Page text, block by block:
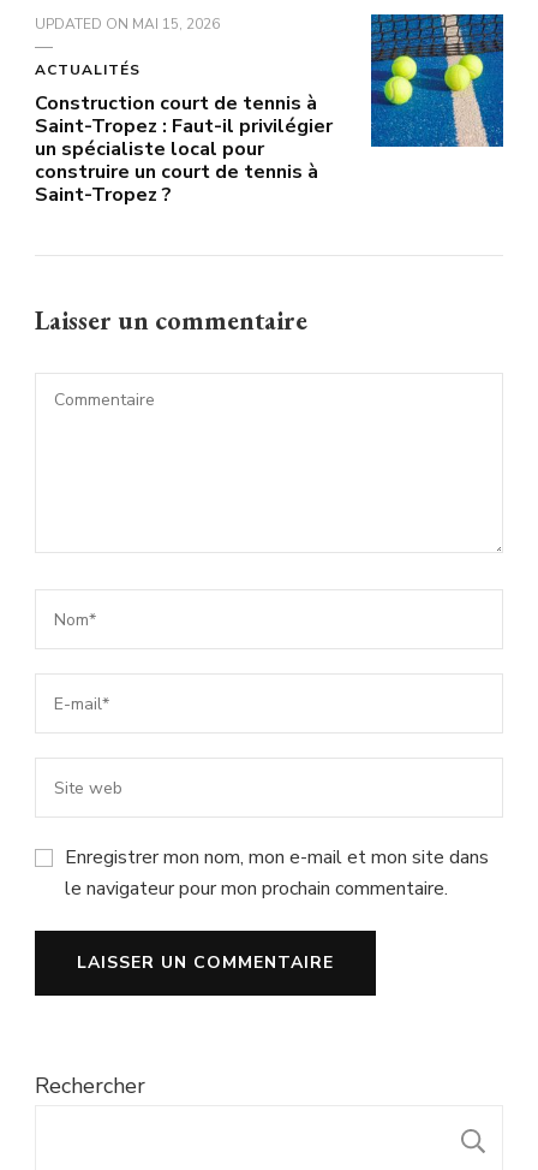
UPDATED ON MAI 15, 2026
ACTUALITÉS
Construction court de tennis à
Saint-Tropez : Faut-il privilégier
un spécialiste local pour
construire un court de tennis à
Saint-Tropez ?
Laisser un commentaire
Enregistrer mon nom, mon e-mail et mon site dans
le navigateur pour mon prochain commentaire.
Rechercher